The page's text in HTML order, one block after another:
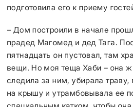
подготовила его к приему
– Дом построили в начале
прадед Магомед и дед Тага.
пятнадцать он пустовал, там
вещи. Но моя теща Хаби – она
следила за ним, убирала
на крышу и утрамбовывала ее